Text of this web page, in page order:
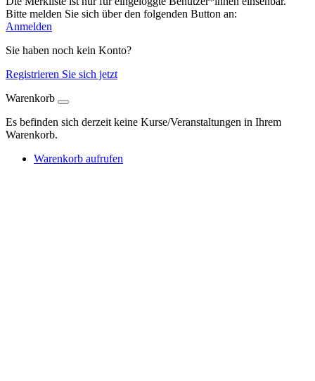
Bitte melden Sie sich über den folgenden Button an:
Anmelden
Sie haben noch kein Konto?
Registrieren Sie sich jetzt
Warenkorb
Es befinden sich derzeit keine Kurse/Veranstaltungen in Ihrem
Warenkorb.
Warenkorb aufrufen